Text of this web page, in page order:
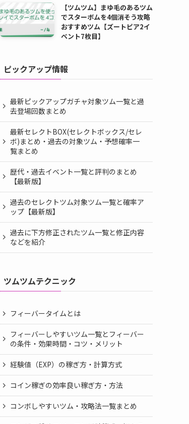
【ツムツム】まゆ毛のあるツム
でスターボムを4個消そう攻略
おすすめツム【ズートピア2イ
ベント7枚目】
ピックアップ情報
最新ピックアップガチャ対象ツム一覧と過
去登場回数まとめ
最新セレクトBOX(セレクトボックス/セレ
ボ)まとめ・過去の対象ツム・予想確率一
覧まとめ
歴代・過去イベント一覧と評判のまとめ
【最新版】
過去のセレクトツム対象ツム一覧と確率ア
ップ【最新版】
過去に下方修正されたツム一覧と修正内容
などを紹介
ツムツムテクニック
フィーバータイムとは
フィーバーしやすいツム一覧とフィーバー
の条件・効果時間・コツ・メリット
経験値（EXP）の稼ぎ方・計算方式
コイン稼ぎの効率良い稼ぎ方・方法
コンボしやすいツム・攻略法一覧まとめ